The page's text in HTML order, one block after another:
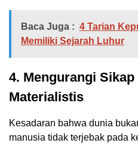
Baca Juga : 4 Tarian
Memiliki Sejarah Luhur
4. Mengurangi
Materialistis
Kesadaran bahwa dunia
manusia tidak terjebak pada